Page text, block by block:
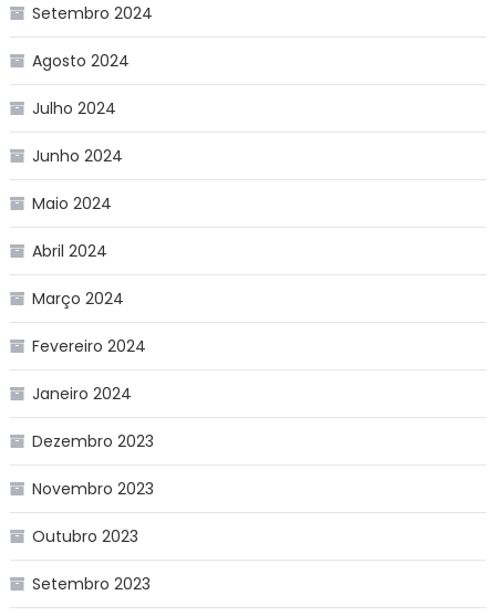
Setembro 2024
Agosto 2024
Julho 2024
Junho 2024
Maio 2024
Abril 2024
Março 2024
Fevereiro 2024
Janeiro 2024
Dezembro 2023
Novembro 2023
Outubro 2023
Setembro 2023